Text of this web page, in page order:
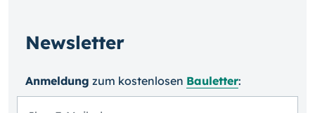
Newsletter
Anmeldung zum kosten­losen Bauletter: